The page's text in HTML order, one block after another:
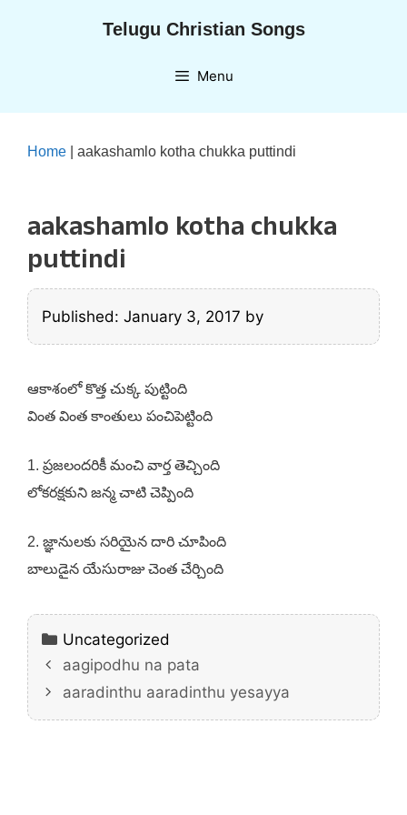
Telugu Christian Songs
Menu
Home aakashamlo kotha chukka puttindi
aakashamlo kotha chukka
puttindi
Published: January 3, 2017 by
ఆకాశంలో కొత్త చుక్క పుట్టింది
వింత వింత కాంతులు పంచిపెట్టింది
1. ప్రజలందరికీ మంచి వార్త తెచ్చింది
లోకరక్షకుని జన్మ చాటి చెప్పింది
2. జ్ఞానులకు సరియైన దారి చూపింది
బాలుడైన యేసురాజు చెంత చేర్చింది
Categories
Uncategorized
aagipodhu na pata
aaradinthu aaradinthu yesayya